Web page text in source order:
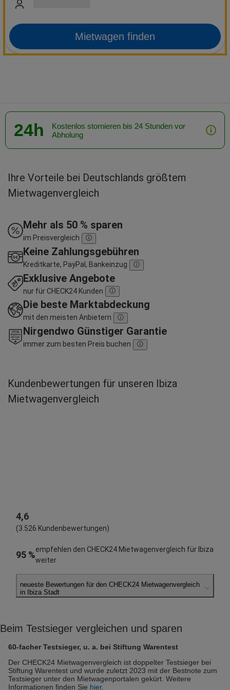
Mietwagen finden
24h
Kostenlos stornieren bis 24 Stunden vor
Abholung
Ihre Vorteile bei Deutschlands größtem
Mietwagenvergleich
Mehr als 50 % sparen
im Preisvergleich
Keine Zahlungsgebühren
Kreditkarte, PayPal, Bankeinzug
Exklusive Angebote
nur für CHECK24 Kunden
Die beste Marktabdeckung
mit den meisten Anbietern
Nirgendwo Günstiger Garantie
immer zum besten Preis buchen
Kundenbewertungen für unseren Ibiza
Mietwagenvergleich
4,6
(3.526 Kundenbewertungen)
95 %
empfehlen den CHECK24 Mietwagenvergleich für Ibiza
weiter
neueste Bewertungen für den CHECK24 Mietwagenvergleich
in Ibiza Stadt
Abholort: Ibiza Flughafen
Oliver M.
abgegeben am 08.08.2026
Abholort: Ibiza Flughafen
Beim Testsieger vergleichen und sparen
60-facher Testsieger, u. a. bei Stiftung Warentest
Der CHECK24 Mietwagenvergleich ist doppelter Testsieger bei
Stiftung Warentest und wurde zuletzt 2023 mit der Bestnote zum
Testsieger unter den Mietwagenportalen gekürt. Weitere
Informationen finden Sie hier.